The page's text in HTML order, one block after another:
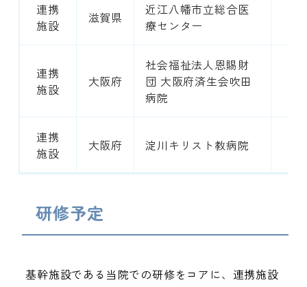
連携
施設
滋賀県
近江八幡市立総合医
療センター
連携
施設
大阪府
社会福祉法人恩賜財
団 大阪府済生会吹田
病院
連携
施設
大阪府 淀川キリスト教病院
研修予定
基幹施設である当院での研修をコアに、連携施設